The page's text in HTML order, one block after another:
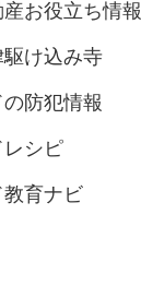
お役立ち情報
け込み寺
防犯情報
レシピ
育ナビ